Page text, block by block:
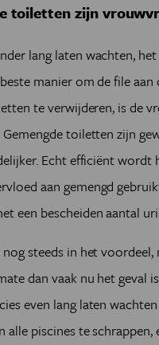
toiletten zijn
lang laten wachten,
manier om de file aan
te verwijderen, is de
toiletten zijn
Echt efficiënt wordt
aan gemengd
een bescheiden aantal
steeds in het voordeel,
dan vaak nu het geval
even lang laten
alle piscines te schrappen,